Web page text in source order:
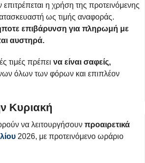
επιτρέπεται η χρήση της προτεινόμενης
ως τιμής αναφοράς.
επιβάρυνση για πληρωμή με
αυστηρά.
τιμές πρέπει να είναι σαφείς,
όλων των φόρων και επιπλέον
Κυριακή
να λειτουργήσουν προαιρετικά
2026, με προτεινόμενο ωράριο